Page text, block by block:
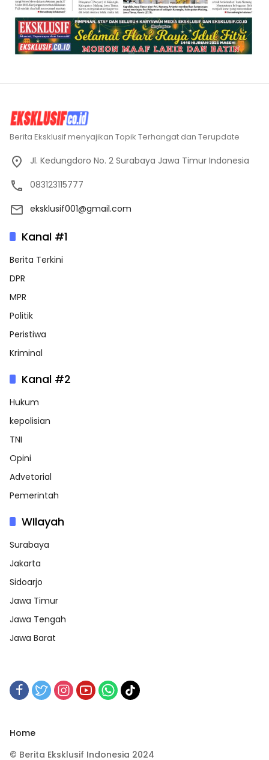
Berita Eksklusif menyajikan Topik Terhangat dan Terupdate
Jl. Kedungdoro No. 2 Surabaya Jawa Timur Indonesia
083123115777
eksklusif001@gmail.com
Kanal #1
Berita Terkini
DPR
MPR
Politik
Peristiwa
Kriminal
Kanal #2
Hukum
kepolisian
TNI
Opini
Advetorial
Pemerintah
WIlayah
Surabaya
Jakarta
Sidoarjo
Jawa Timur
Jawa Tengah
Jawa Barat
Home
© Berita Eksklusif Indonesia 2024